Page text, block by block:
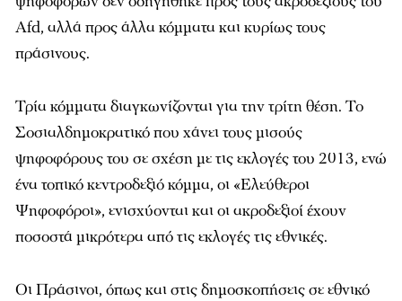
Afd, αλλά προς άλλα κόμματα και κυρίως τους
πράσινους.
Τρία κόμματα διαγκωνίζονται για την τρίτη θέση. Το
Σοσιαλδημοκρατικό που χάνει τους μισούς
ψηφοφόρους του σε σχέση με τις εκλογές του 2013, ενώ
ένα τοπικό κεντροδεξιό κόμμα, οι «Ελεύθεροι
Ψηφοφόροι», ενισχύονται και οι ακροδεξιοί έχουν
ποσοστά μικρότερα από τις εκλογές τις εθνικές.
Οι Πράσινοι, όπως και στις δημοσκοπήσεις σε εθνικό